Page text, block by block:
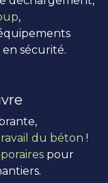
,
sécurité.
du béton !
pour